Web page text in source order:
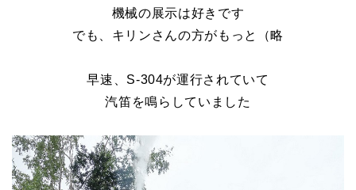
機械の展示は好きです
でも、キリンさんの方がもっと（略
早速、S-304が運行されていて
汽笛を鳴らしていました